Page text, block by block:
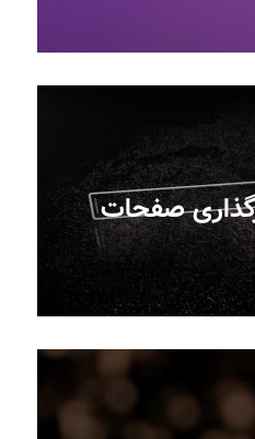
صفحات